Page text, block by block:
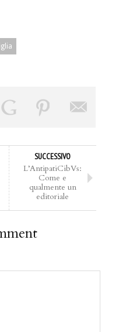
SUCCESSIVO
L’AntipatiCibVs:
Come e
qualmente un
editoriale